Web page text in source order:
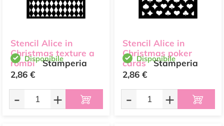
Stencil Alice in
Christmas texture a
rombi Stamperia
Disponibile
2,86 €
- +
Stencil Alice in
Christmas poker
cards Stamperia
Disponibile
2,86 €
- +